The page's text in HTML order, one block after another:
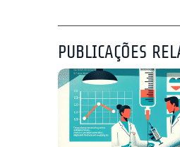
PUBLICAÇÕES